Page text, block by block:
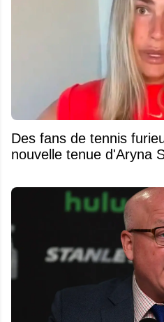
Des fans de tennis
nouvelle tenue d'Aryna